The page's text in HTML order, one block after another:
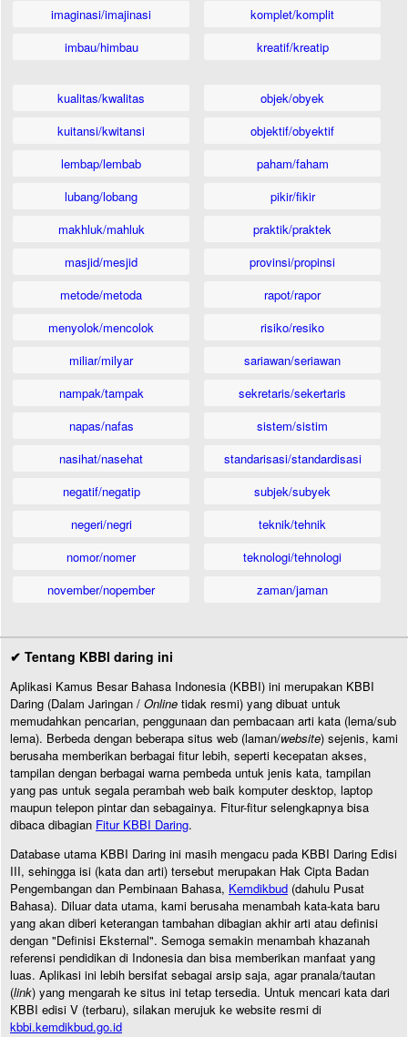
imaginasi/imajinasi
imbau/himbau
komplet/komplit
kreatif/kreatip
kualitas/kwalitas
kuitansi/kwitansi
lembap/lembab
lubang/lobang
makhluk/mahluk
masjid/mesjid
metode/metoda
menyolok/mencolok
miliar/milyar
nampak/tampak
napas/nafas
nasihat/nasehat
negatif/negatip
negeri/negri
nomor/nomer
november/nopember
objek/obyek
objektif/obyektif
paham/faham
pikir/fikir
praktik/praktek
provinsi/propinsi
rapot/rapor
risiko/resiko
sariawan/seriawan
sekretaris/sekertaris
sistem/sistim
standarisasi/standardisasi
subjek/subyek
teknik/tehnik
teknologi/tehnologi
zaman/jaman
✔ Tentang KBBI daring ini
Aplikasi Kamus Besar Bahasa Indonesia (KBBI) ini merupakan KBBI
Daring (Dalam Jaringan / Online tidak resmi) yang dibuat untuk
memudahkan pencarian, penggunaan dan pembacaan arti kata (lema/sub
lema). Berbeda dengan beberapa situs web (laman/website) sejenis, kami
berusaha memberikan berbagai fitur lebih, seperti kecepatan akses,
tampilan dengan berbagai warna pembeda untuk jenis kata, tampilan
yang pas untuk segala perambah web baik komputer desktop, laptop
maupun telepon pintar dan sebagainya. Fitur-fitur selengkapnya bisa
dibaca dibagian Fitur KBBI Daring.
Database utama KBBI Daring ini masih mengacu pada KBBI Daring Edisi
III, sehingga isi (kata dan arti) tersebut merupakan Hak Cipta Badan
Pengembangan dan Pembinaan Bahasa, Kemdikbud (dahulu Pusat
Bahasa). Diluar data utama, kami berusaha menambah kata-kata baru
yang akan diberi keterangan tambahan dibagian akhir arti atau definisi
dengan "Definisi Eksternal". Semoga semakin menambah khazanah
referensi pendidikan di Indonesia dan bisa memberikan manfaat yang
luas. Aplikasi ini lebih bersifat sebagai arsip saja, agar pranala/tautan
(link) yang mengarah ke situs ini tetap tersedia. Untuk mencari kata dari
KBBI edisi V (terbaru), silakan merujuk ke website resmi di
kbbi.kemdikbud.go.id